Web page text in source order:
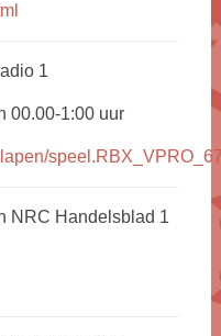
1
00.00-1:00 uur
NRC Handelsblad 1